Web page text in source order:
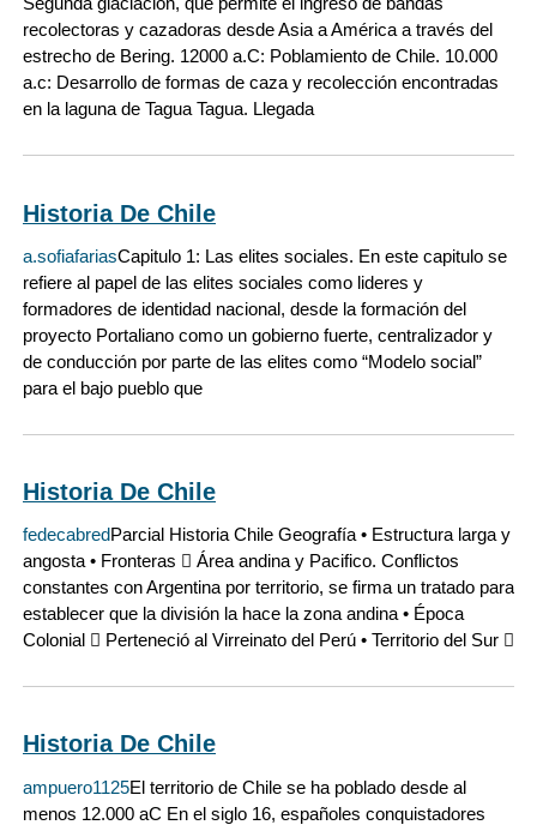
recolectoras y cazadoras desde Asia a América a través del
estrecho de Bering. 12000 a.C: Poblamiento de Chile. 10.000
a.c: Desarrollo de formas de caza y recolección encontradas
en la laguna de Tagua Tagua. Llegada
Historia De Chile
a.sofiafariasCapitulo 1: Las elites sociales. En este capitulo se
refiere al papel de las elites sociales como lideres y
formadores de identidad nacional, desde la formación del
proyecto Portaliano como un gobierno fuerte, centralizador y
de conducción por parte de las elites como “Modelo social”
para el bajo pueblo que
Historia De Chile
fedecabredParcial Historia Chile Geografía • Estructura larga y
angosta • Fronteras  Área andina y Pacifico. Conflictos
constantes con Argentina por territorio, se firma un tratado para
establecer que la división la hace la zona andina • Época
Colonial  Perteneció al Virreinato del Perú • Territorio del Sur 
Historia De Chile
ampuero1125El territorio de Chile se ha poblado desde al
menos 12.000 aC En el siglo 16, españoles conquistadores